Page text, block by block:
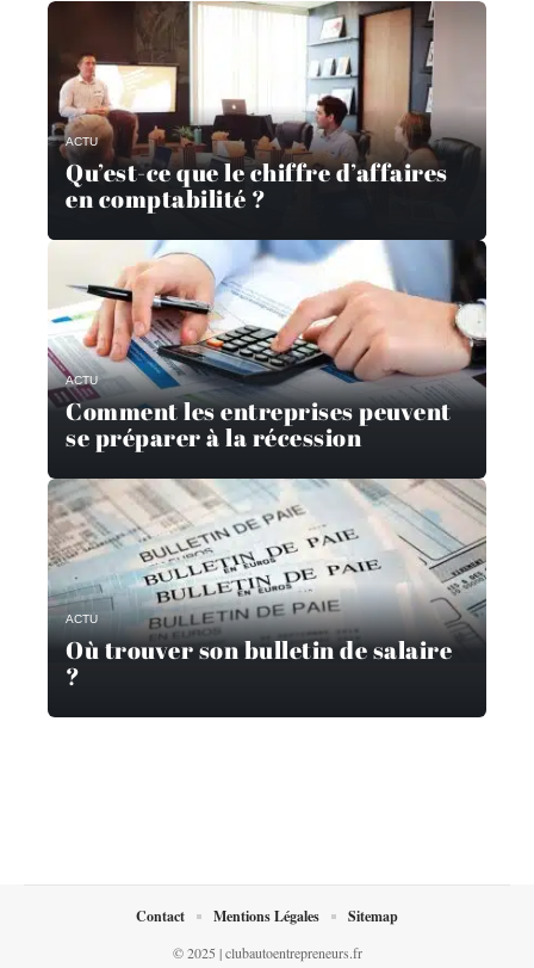
ACTU
Qu’est-ce que le chiffre d’affaires
en comptabilité ?
ACTU
Comment les entreprises peuvent
se préparer à la récession
ACTU
Où trouver son bulletin de salaire
?
© 2025 | clubautoentrepreneurs.fr
Contact Mentions Légales Sitemap